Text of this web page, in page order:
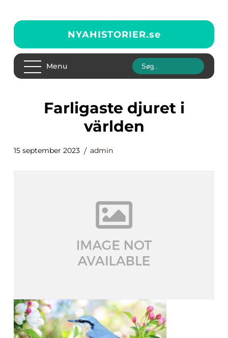
NYAHISTORIER.se
Menu
farligaste djuret i
världen
15 september 2023 admin